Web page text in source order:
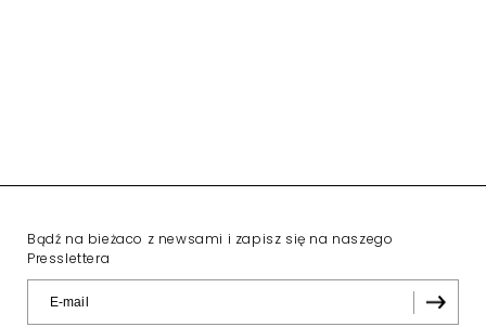
Bądź na bieżaco z newsami i zapisz się na naszego
Presslettera